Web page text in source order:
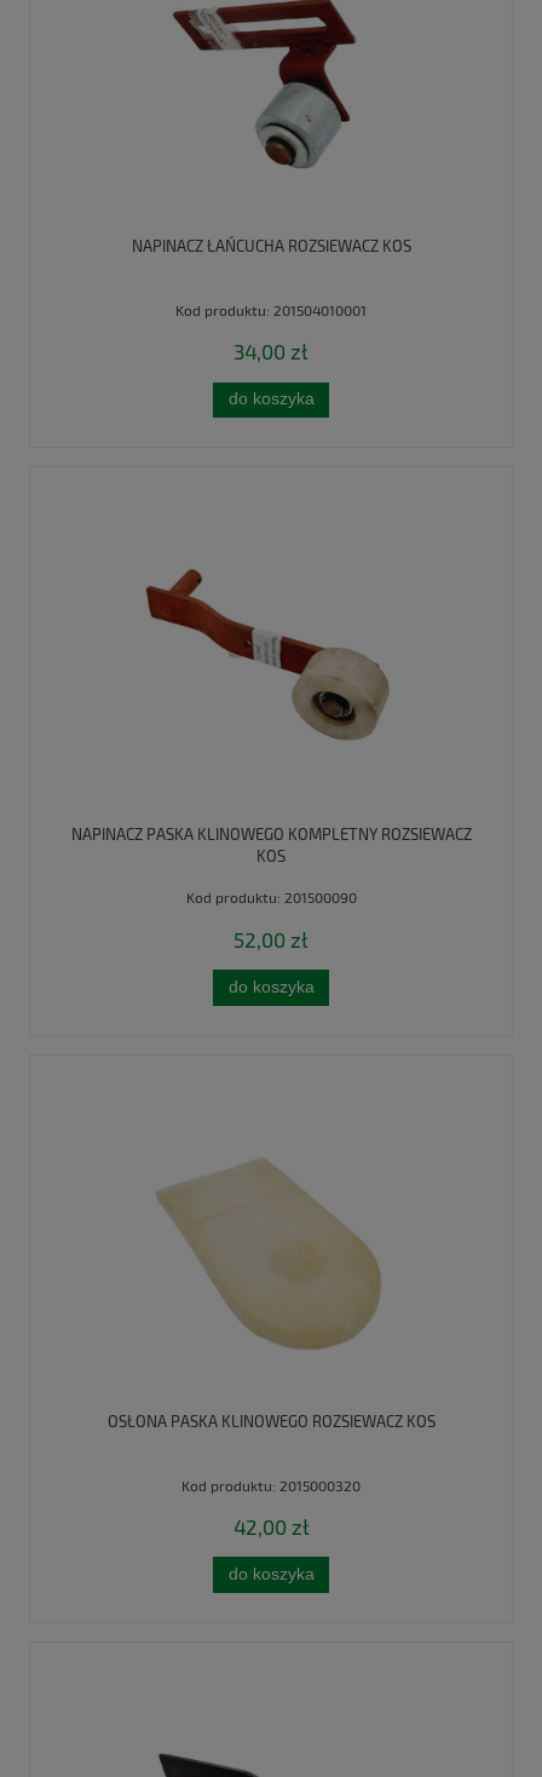
NAPINACZ ŁAŃCUCHA ROZSIEWACZ KOS
Kod produktu: 201504010001
34,00 zł
do koszyka
NAPINACZ PASKA KLINOWEGO KOMPLETNY ROZSIEWACZ
KOS
Kod produktu: 201500090
52,00 zł
do koszyka
OSŁONA PASKA KLINOWEGO ROZSIEWACZ KOS
Kod produktu: 2015000320
42,00 zł
do koszyka